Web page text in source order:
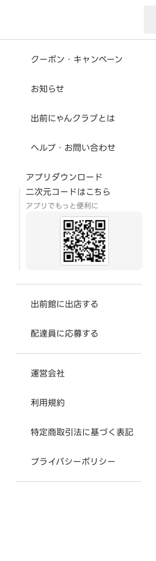
クーポン・キャンペーン
お知らせ
出前にゃんクラブとは
ヘルプ・お問い合わせ
アプリダウンロード
二次元コードはこちら
アプリでもっと便利に
出前館に出店する
配達員に応募する
運営会社
利用規約
特定商取引法に基づく表記
プライバシーポリシー